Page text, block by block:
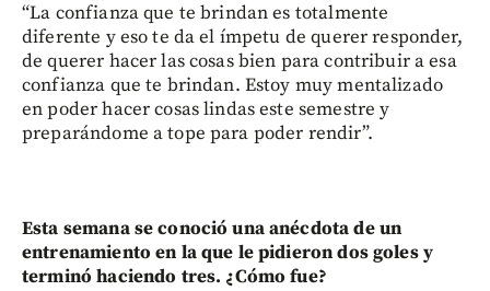
“La confianza que te brindan es totalmente
diferente y eso te da el ímpetu de querer responder,
de querer hacer las cosas bien para contribuir a esa
confianza que te brindan. Estoy muy mentalizado
en poder hacer cosas lindas este semestre y
preparándome a tope para poder rendir”.
Esta semana se conoció una anécdota de un
entrenamiento en la que le pidieron dos goles y
terminó haciendo tres. ¿Cómo fue?